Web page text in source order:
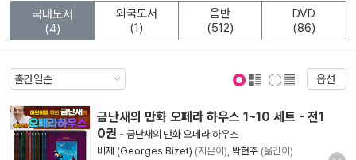
국내도서
(4)
외국도서
(1)
음반
(512)
DVD
(86)
옵션
금난새의 만화 오페라 하우스 1~10 세트 - 전1
0권 - 금난새의 만화 오페라 하우스
비제 (Georges Bizet) (지은이), 박현주 (옮긴이)